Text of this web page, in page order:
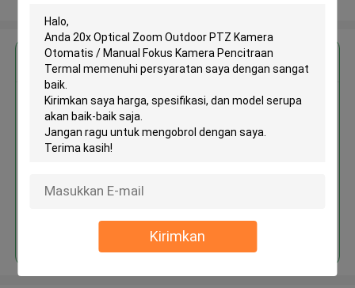
Kirimkan
Dapatkan Harga Terbaik untuk
20x Optical Zoom Outdoor PTZ
Kamera Otomatis / Manual
Fokus Kamera Pencitraan